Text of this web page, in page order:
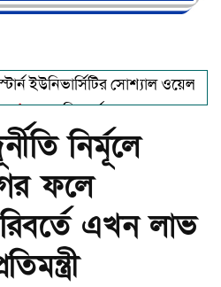
ইউনিভার্সিটির সোশ্যাল ওয়েলফেয়ার
অর্জন ও অশুভকে বর্জন করে
নির্মূলে
ফলে
এখন লাভ